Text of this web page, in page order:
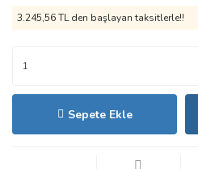
3.245,56 TL den başlayan taksitlerle!!
Sepete Ekle